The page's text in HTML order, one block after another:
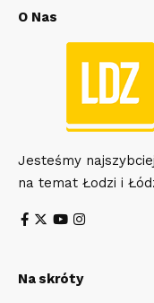
O Nas
Jesteśmy
na temat Łodzi i
Na skróty